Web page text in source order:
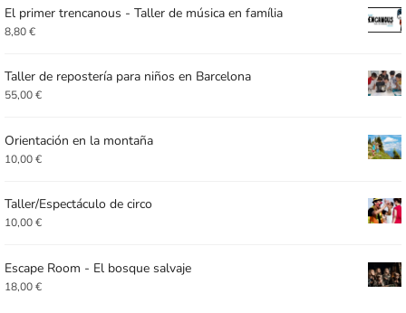
El primer trencanous - Taller de música en família
8,80€
Taller de repostería para niños en Barcelona
55,00€
Orientación en la montaña
10,00€
Taller/Espectáculo de circo
10,00€
Escape Room - El bosque salvaje
18,00€